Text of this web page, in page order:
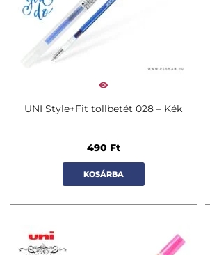
UNI Style+Fit tollbetét 028 – Kék
490 Ft
KOSÁRBA